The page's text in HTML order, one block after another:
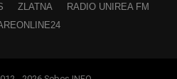
ZLATNA
RADIO UNIREA FM